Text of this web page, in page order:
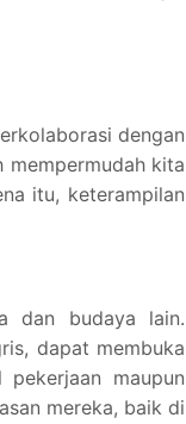
dengan
mempermudah kita
itu, keterampilan
dan budaya lain.
dapat membuka
maupun
mereka, baik di